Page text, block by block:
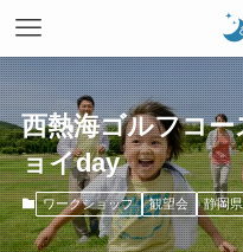
西熱海ゴルフコ
ョイday
ワークショップ 観望会 静岡県